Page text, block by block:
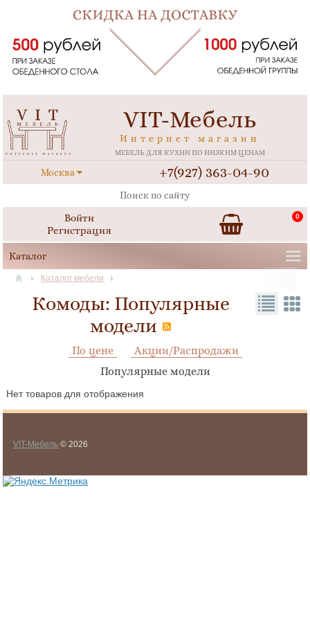
VIT-Мебель
Интернет магазин
МЕБЕЛЬ ДЛЯ КУХНИ ПО НИЗКИМ ЦЕНАМ
Москва +7(927) 363-04-90
Войти
Регистрация
0
Каталог мебели
Комоды: Популярные
модели
По цене
Акции/Распродажи
Популярные модели
Нет товаров для отображения
VIT-Мебель © 2026